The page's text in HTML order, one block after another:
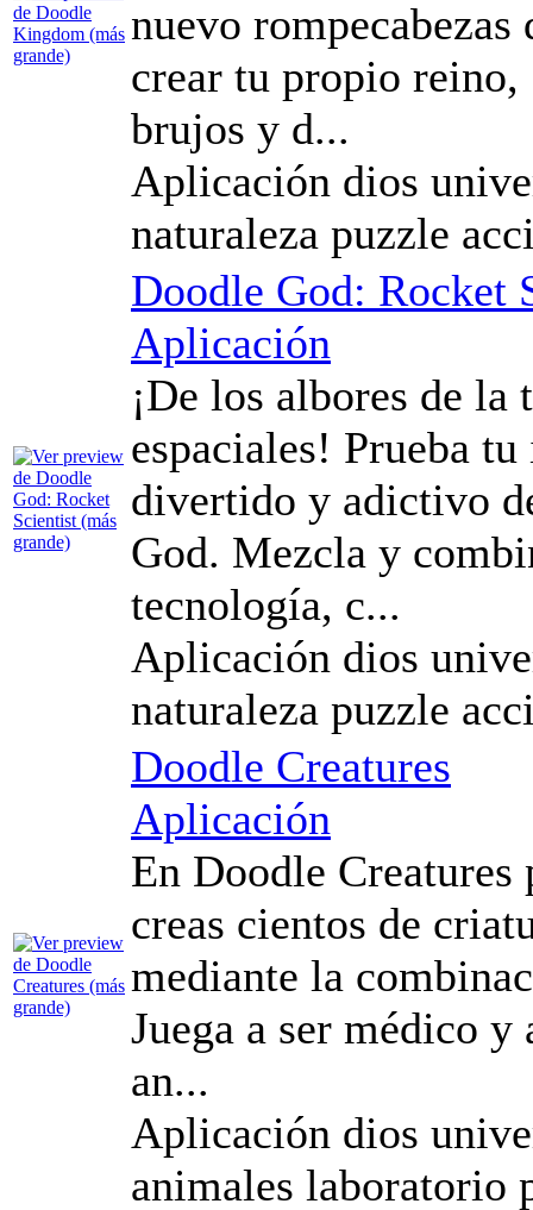
nuevo rompecabezas
crear tu propio reino,
brujos y d...
Aplicación dios
naturaleza puzzle
Doodle God: Rocket
Aplicación
¡De los albores de
espaciales! Prueba
divertido y adictivo
God. Mezcla y
tecnología, c...
Aplicación dios
naturaleza puzzle
Doodle Creatures
Aplicación
En Doodle Creatures
creas cientos de
mediante la
Juega a ser médico
an...
Aplicación dios
animales laboratorio